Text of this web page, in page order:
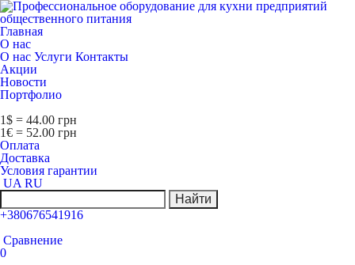
Главная
О нас
О нас Услуги Контакты
Акции
Новости
Портфолио
1$ = 44.00 грн
1€ = 52.00 грн
Оплата
Доставка
Условия гарантии
UA RU
Найти
+380676541916
Сравнение
0